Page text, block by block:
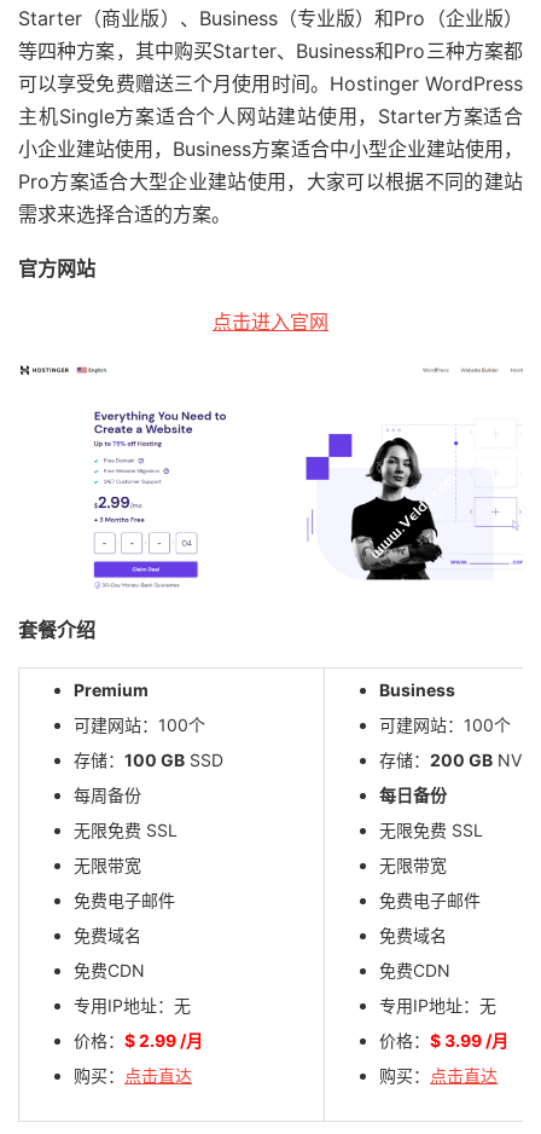
Starter（商业版）、Business（专业版）和Pro（企业版）
等四种方案，其中购买Starter、Business和Pro三种方案都
可以享受免费赠送三个月使用时间。Hostinger WordPress
主机Single方案适合个人网站建站使用，Starter方案适合
小企业建站使用，Business方案适合中小型企业建站使用，
Pro方案适合大型企业建站使用，大家可以根据不同的建站
需求来选择合适的方案。
官方网站
点击进入官网
套餐介绍
Premium
可建网站：100个
存储： 100 GB SSD
每周备份
无限免费 SSL
无限带宽
免费电子邮件
免费域名
免费CDN
专用IP地址：无
价格： $ 2.99 /月
购买：
点击直达
Business
可建网站：100个
存储： 200 GB
每日备份
无限免费 SSL
无限带宽
免费电子邮件
免费域名
免费CDN
专用IP地址：无
价格： $ 3.99 /月
购买：
点击直达